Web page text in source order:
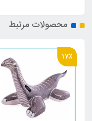
محصولات مرتبط
17٪